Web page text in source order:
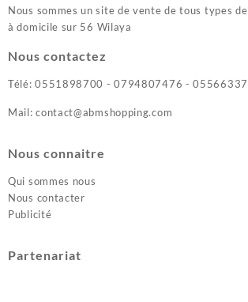
Nous sommes un site de vente de tous types
à domicile sur 56 Wilaya
Nous contactez
Télé: 0551898700 - 0794807476 -
Mail: contact@abmshopping.com
Nous connaitre
Qui sommes nous
Nous contacter
Publicité
Partenariat